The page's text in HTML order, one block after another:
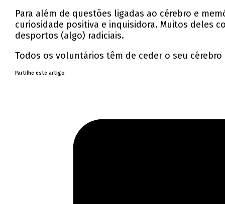
Para além de questões ligadas ao cérebro e
curiosidade positiva e inquisidora. Muitos deles
desportos (algo) radiciais.
Todos os voluntários têm de ceder o seu
Partilhe este artigo